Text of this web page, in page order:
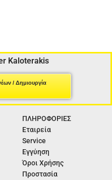
Kaloterakis
/ Δημιουργία
ΠΛΗΡΟΦΟΡΙΕΣ
Εταιρεία
Service
Εγγύηση
Όροι Χρήσης
Προστασία